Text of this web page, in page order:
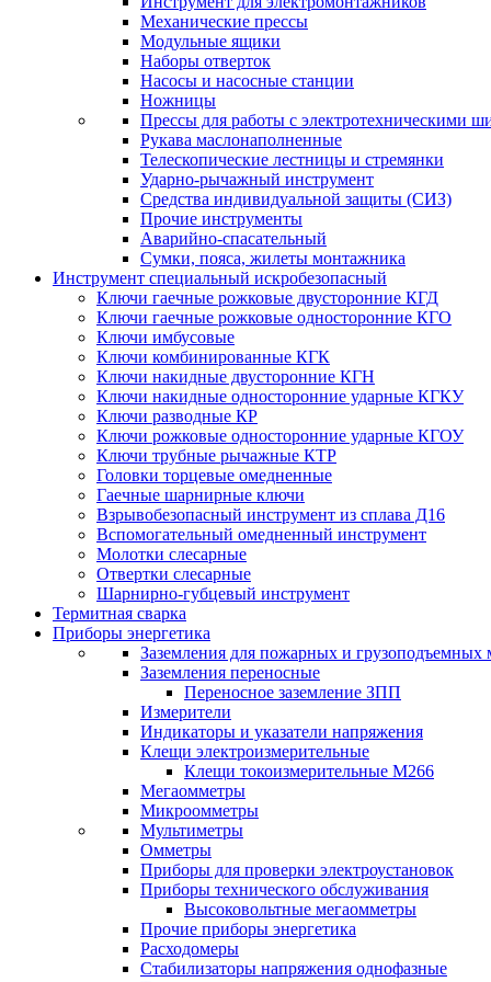
Механические прессы
Модульные ящики
Наборы отверток
Насосы и насосные станции
Ножницы
Прессы для работы с электротехническими
Рукава маслонаполненные
Телескопические лестницы и стремянки
Ударно-рычажный инструмент
Средства индивидуальной защиты (СИЗ)
Прочие инструменты
Аварийно-спасательный
Сумки, пояса, жилеты монтажника
Инструмент специальный искробезопасный
Ключи гаечные рожковые двусторонние КГД
Ключи гаечные рожковые односторонние КГО
Ключи имбусовые
Ключи комбинированные КГК
Ключи накидные двусторонние КГН
Ключи накидные односторонние ударные КГКУ
Ключи разводные КР
Ключи рожковые односторонние ударные КГОУ
Ключи трубные рычажные КТР
Головки торцевые омедненные
Гаечные шарнирные ключи
Взрывобезопасный инструмент из сплава Д16
Вспомогательный омедненный инструмент
Молотки слесарные
Отвертки слесарные
Шарнирно-губцевый инструмент
Термитная сварка
Приборы энергетика
Заземления для пожарных и грузоподъемных
Заземления переносные
Переносное заземление ЗПП
Измерители
Индикаторы и указатели напряжения
Клещи электроизмерительные
Клещи токоизмерительные М266
Мегаомметры
Микроомметры
Мультиметры
Омметры
Приборы для проверки электроустановок
Приборы технического обслуживания
Высоковольтные мегаомметры
Прочие приборы энергетика
Расходомеры
Стабилизаторы напряжения однофазные